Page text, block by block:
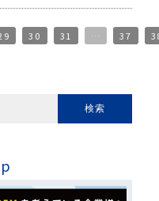
30 31 … 37